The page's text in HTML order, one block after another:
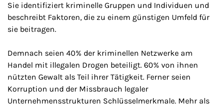
Sie identifiziert kriminelle Gruppen und Individuen und
beschreibt Faktoren, die zu einem günstigen Umfeld für
sie beitragen.
Demnach seien 40% der kriminellen Netzwerke am
Handel mit illegalen Drogen beteiligt. 60% von ihnen
nützten Gewalt als Teil ihrer Tätigkeit. Ferner seien
Korruption und der Missbrauch legaler
Unternehmensstrukturen Schlüsselmerkmale. Mehr als